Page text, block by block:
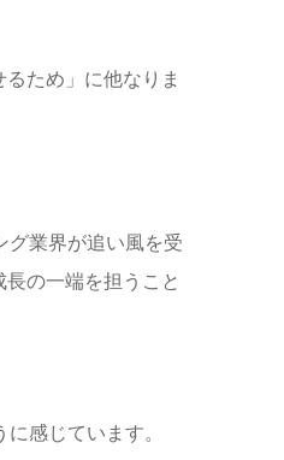
ため」に他なりま
グ業界が追い風を受
の一端を担うこと
感じています。